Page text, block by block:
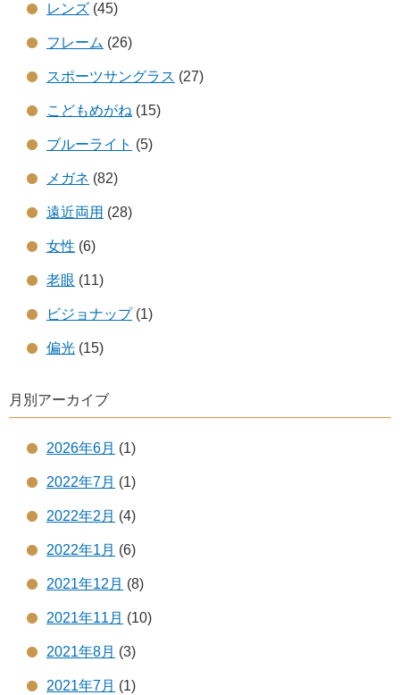
レンズ (45)
フレーム (26)
スポーツサングラス (27)
こどもめがね (15)
ブルーライト (5)
メガネ (82)
遠近両用 (28)
女性 (6)
老眼 (11)
ビジョナップ(1)
偏光 (15)
月別アーカイブ
2026年6月 (1)
2022年7月 (1)
2022年2月 (4)
2022年1月 (6)
2021年12月 (8)
2021年11月 (10)
2021年8月 (3)
2021年7月 (1)